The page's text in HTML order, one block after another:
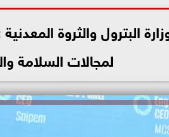
البترول والثروة
لمجالات السلامة